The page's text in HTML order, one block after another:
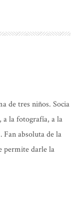
de tres niños. Socia
a la fotografía, a la
absoluta de la
permite darle la